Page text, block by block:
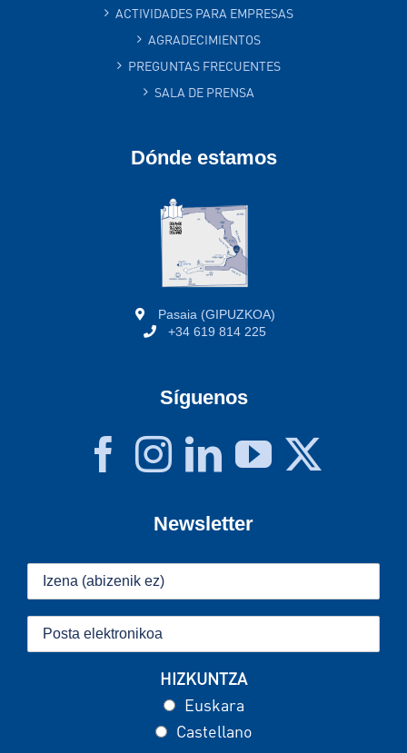
ACTIVIDADES PARA EMPRESAS
AGRADECIMIENTOS
PREGUNTAS FRECUENTES
SALA DE PRENSA
Dónde estamos
Pasaia (GIPUZKOA)
+34 619 814 225
Síguenos
Newsletter
HIZKUNTZA
Euskara
Castellano